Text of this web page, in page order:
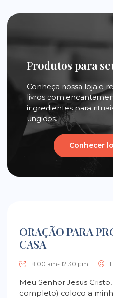
Produtos para
Conheça nossa loja e
livros com
ingredientes para
ungidos.
Conhecer
ORAÇÃO PARA
CASA
8:00 am- 12:30 pm
Meu Senhor Jesus
completo) coloco a